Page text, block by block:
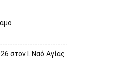
στον Ι. Ναό Αγίας